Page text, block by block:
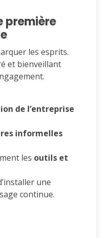
première
les esprits.
et bienveillant
de l’entreprise
informelles
les outils et
une
continue.